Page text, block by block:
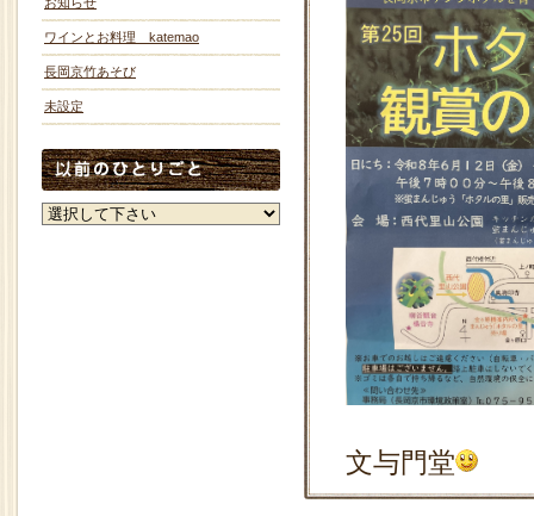
文与門堂
ワインとお料理 katemao
長岡京竹あそび
未設定